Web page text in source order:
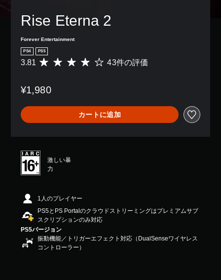
Rise Eterna 2
Forever Entertainment
PS4 PS5
評
は
3
、
平
価
は
中
の
3
8
で
3.81 43件の評価
¥1,980
カートに追加
激しい暴
力
1人のプレイヤー
PS5とPS Portalのクラウドストリーミングはプレミアムサブ
スクリプションのみ対応
PS5バージョン
振動機能／トリガーエフェクト対応（DualSenseワイヤレス
コントローラー）